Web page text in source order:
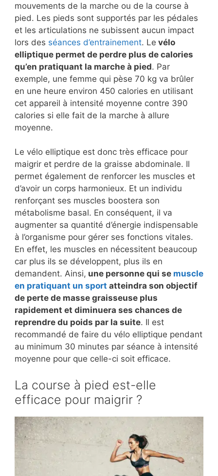
mouvements de la marche ou de la course à
pied. Les pieds sont supportés par les pédales
et les articulations ne subissent aucun impact
lors des séances d’entrainement. Le vélo
elliptique permet de perdre plus de calories
qu’en pratiquant la marche à pied. Par
exemple, une femme qui pèse 70 kg va brûler
en une heure environ 450 calories en utilisant
cet appareil à intensité moyenne contre 390
calories si elle fait de la marche à allure
moyenne.
Le vélo elliptique est donc très efficace pour
maigrir et perdre de la graisse abdominale. Il
permet également de renforcer les muscles et
d’avoir un corps harmonieux. Et un individu
renforçant ses muscles boostera son
métabolisme basal. En conséquent, il va
augmenter sa quantité d’énergie indispensable
à l’organisme pour gérer ses fonctions vitales.
En effet, les muscles en nécessitent beaucoup
car plus ils se développent, plus ils en
demandent. Ainsi, une personne qui se muscle
en pratiquant un sport atteindra son objectif
de perte de masse graisseuse plus
rapidement et diminuera ses chances de
reprendre du poids par la suite. Il est
recommandé de faire du vélo elliptique pendant
au minimum 30 minutes par séance à intensité
moyenne pour que celle-ci soit efficace.
La course à pied est-elle
efficace pour maigrir ?